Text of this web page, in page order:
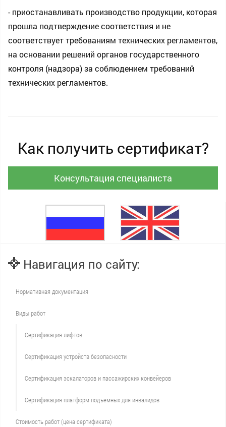
- приостанавливать производство продукции, которая
прошла подтверждение соответствия и не
соответствует требованиям технических регламентов,
на основании решений органов государственного
контроля (надзора) за соблюдением требований
технических регламентов.
Как получить сертификат?
Консультация специалиста
Навигация по сайту:
Нормативная документация
Виды работ
Сертификация лифтов
Сертификация устройств безопасности
Сертификация эскалаторов и пассажирских конвейеров
Сертификация платформ подъемных для инвалидов
Стоимость работ (цена сертификата)